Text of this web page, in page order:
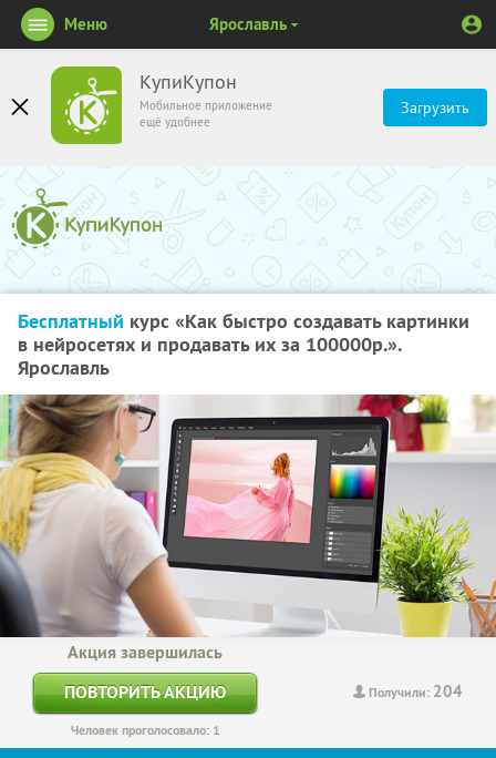
КупиКупон
Мобильное приложение
ещё удобнее
Загрузить
Меню Ярославль
Бесплатный курс «Как быстро создавать картинки
в нейросетях и продавать их за 100000р.».
Ярославль
Получили: 204
Акция завершилась
ПОВТОРИТЬ АКЦИЮ
Человек проголосовало: 1